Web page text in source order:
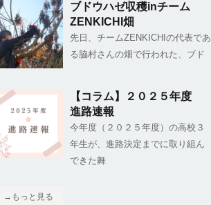
ブドウハゼ収穫inチーム
ZENKICHI畑
先日、チームZENKICHIの代表であ
る脇村さんの畑で行われた、ブド
【コラム】２０２５年度
進路速報
今年度（２０２５年度）の高校３
年生が、進路決定までに取り組ん
できた舞
→もっと見る